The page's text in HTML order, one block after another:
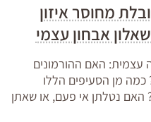
מחוסר איזון
אבחון עצמי
עצמית: האם ההורמונים
כמה מן הסעיפים הללו
האם נטלתן אי פעם, או שאתן